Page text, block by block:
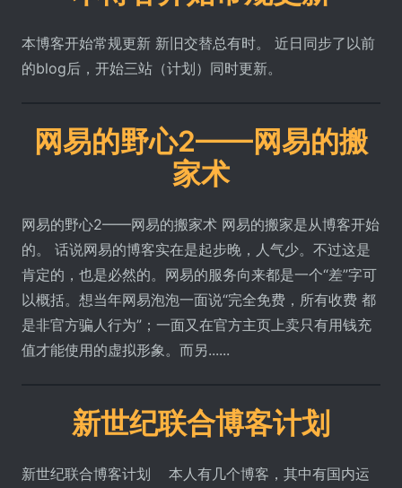
本博客开始常规更新 新旧交替总有时。 近日同步了以前
的blog后，开始三站（计划）同时更新。
网易的野心2——网易的搬
家术
网易的野心2——网易的搬家术 网易的搬家是从博客开始
的。 话说网易的博客实在是起步晚，人气少。不过这是
肯定的，也是必然的。网易的服务向来都是一个“差”字可
以概括。想当年网易泡泡一面说“完全免费，所有收费 都
是非官方骗人行为”；一面又在官方主页上卖只有用钱充
值才能使用的虚拟形象。而另......
新世纪联合博客计划
新世纪联合博客计划 本人有几个博客，其中有国内运